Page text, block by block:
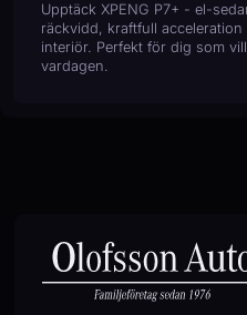
Upptäck XPENG P7+ - el-
räckvidd, kraftfull
interiör. Perfekt för dig som
vardagen.